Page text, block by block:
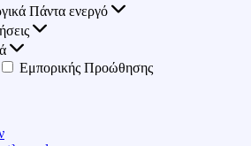
Πάντα ενεργό
Εμπορικής Προώθησης